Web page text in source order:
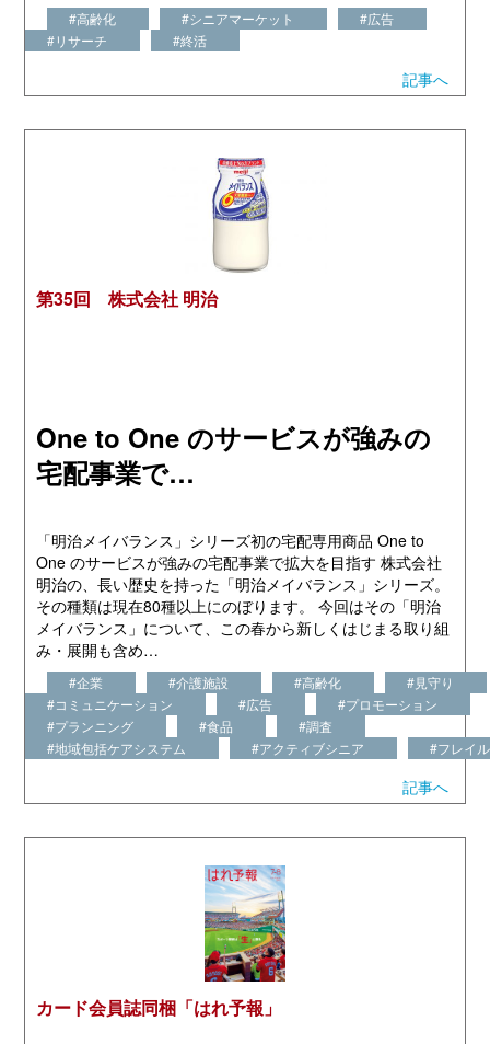
#高齢化 #シニアマーケット
#広告
#リサーチ
#終活
記事へ
第35回 株式会社 明治
One to One のサービスが強みの
宅配事業で…
「明治メイバランス」シリーズ初の宅配専用商品 One to
One のサービスが強みの宅配事業で拡大を目指す 株式会社
明治の、長い歴史を持った「明治メイバランス」シリーズ。
その種類は現在80種以上にのぼります。 今回はその「明治
メイバランス」について、この春から新しくはじまる取り組
み・展開も含め…
#企業 #介護施設 #高齢化
#見守り
#コミュニケーション
#広告
#プロモーション
#プランニング
#食品
#調査
#地域包括ケアシステム
#アクティブシニア #フレイル
記事へ
カード会員誌同梱「はれ予報」